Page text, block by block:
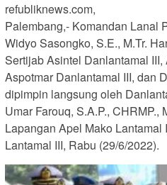
refubliknews.com,
Palembang,- Komandan Lanal
Widyo Sasongko, S.E., M.Tr.
Sertijab Asintel Danlantamal
Aspotmar Danlantamal III, dan
dipimpin langsung oleh
Umar Farouq, S.A.P., CHRMP.,
Lapangan Apel Mako Lantamal
Lantamal III, Rabu (29/6/2022).